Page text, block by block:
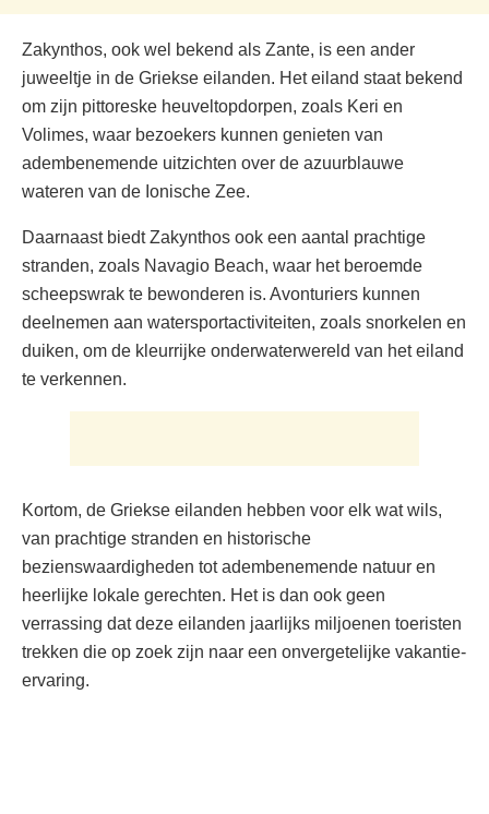
Zakynthos, ook wel bekend als Zante, is een ander
juweeltje in de Griekse eilanden. Het eiland staat bekend
om zijn pittoreske heuveltopdorpen, zoals Keri en
Volimes, waar bezoekers kunnen genieten van
adembenemende uitzichten over de azuurblauwe
wateren van de Ionische Zee.
Daarnaast biedt Zakynthos ook een aantal prachtige
stranden, zoals Navagio Beach, waar het beroemde
scheepswrak te bewonderen is. Avonturiers kunnen
deelnemen aan watersportactiviteiten, zoals snorkelen en
duiken, om de kleurrijke onderwaterwereld van het eiland
te verkennen.
Kortom, de Griekse eilanden hebben voor elk wat wils,
van prachtige stranden en historische
bezienswaardigheden tot adembenemende natuur en
heerlijke lokale gerechten. Het is dan ook geen
verrassing dat deze eilanden jaarlijks miljoenen toeristen
trekken die op zoek zijn naar een onvergetelijke vakantie-
ervaring.